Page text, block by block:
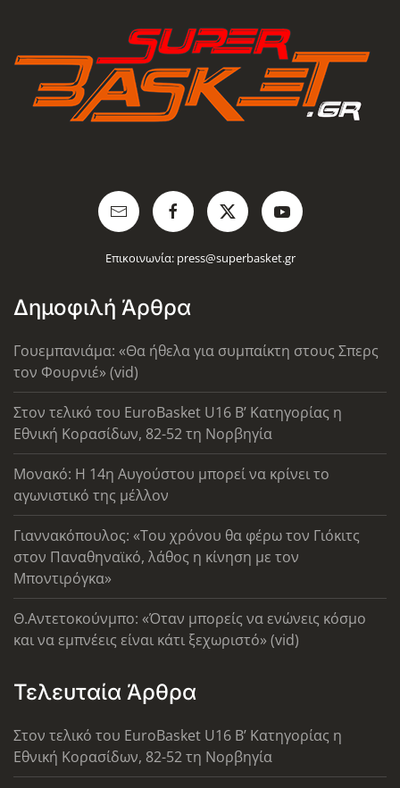
Επικοινωνία: press@superbasket.gr
Δημοφιλή Άρθρα
Γουεμπανιάμα: «Θα ήθελα για συμπαίκτη στους Σπερς
τον Φουρνιέ» (vid)
Στον τελικό του EuroBasket U16 Β’ Κατηγορίας η
Εθνική Κορασίδων, 82-52 τη Νορβηγία
Μονακό: Η 14η Αυγούστου μπορεί να κρίνει το
αγωνιστικό της μέλλον
Γιαννακόπουλος: «Του χρόνου θα φέρω τον Γιόκιτς
στον Παναθηναϊκό, λάθος η κίνηση με τον
Μποντιρόγκα»
Θ.Αντετοκούνμπο: «Όταν μπορείς να ενώνεις κόσμο
και να εμπνέεις είναι κάτι ξεχωριστό» (vid)
Τελευταία Άρθρα
Στον τελικό του EuroBasket U16 Β’ Κατηγορίας η
Εθνική Κορασίδων, 82-52 τη Νορβηγία